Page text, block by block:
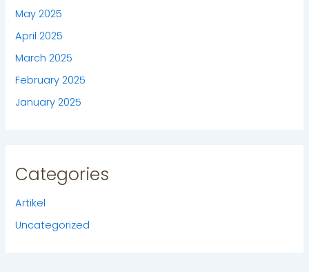
May 2025
April 2025
March 2025
February 2025
January 2025
Categories
Artikel
Uncategorized